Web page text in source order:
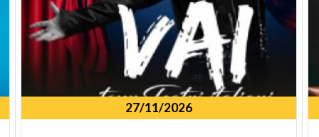
27/11/2026